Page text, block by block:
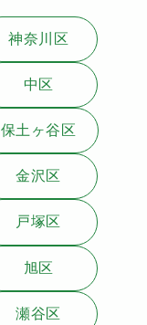
神奈川区
中区
保土ヶ谷区
金沢区
戸塚区
旭区
瀬谷区